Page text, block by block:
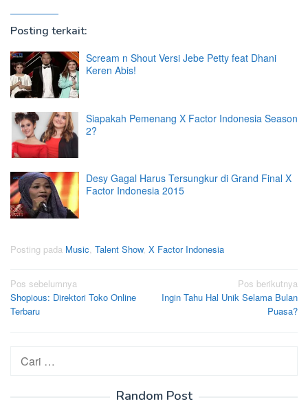
Posting terkait:
Scream n Shout Versi Jebe Petty feat Dhani
Keren Abis!
Siapakah Pemenang X Factor Indonesia Season
2?
Desy Gagal Harus Tersungkur di Grand Final X
Factor Indonesia 2015
Posting pada Music Talent Show, X Factor Indonesia
Navigasi
pos
Pos sebelumnya
Shopious: Direktori Toko Online
Terbaru
Pos berikutnya
Ingin Tahu Hal Unik Selama Bulan
Puasa?
Cari
Random Post